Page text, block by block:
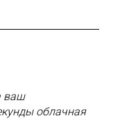
ваш
облачная